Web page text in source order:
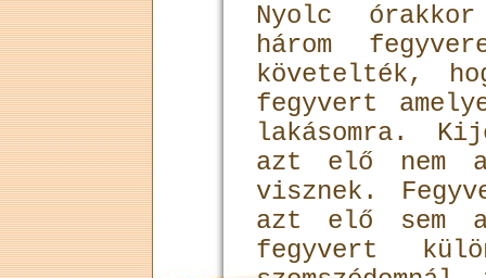
Nyolc
három
követelték,
fegyvert
lakásomra.
azt elő nem
visznek.
azt elő sem
fegyvert